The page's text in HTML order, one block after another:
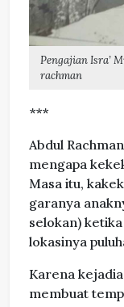
Pengajian Isra’
rachman
***
Abdul
mengapa
Masa itu,
garanya
selokan)
lokasinya
Karena
membuat